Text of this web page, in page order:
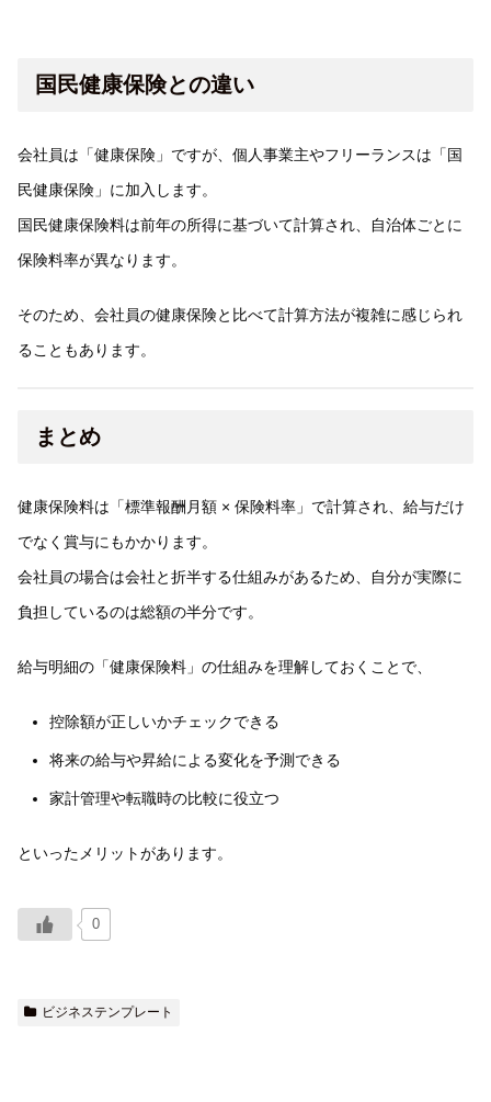
国民健康保険との違い
会社員は「健康保険」ですが、個人事業主やフリーランスは「国
民健康保険」に加入します。
国民健康保険料は前年の所得に基づいて計算され、自治体ごとに
保険料率が異なります。
そのため、会社員の健康保険と比べて計算方法が複雑に感じられ
ることもあります。
まとめ
健康保険料は「標準報酬月額 × 保険料率」で計算され、給与だけ
でなく賞与にもかかります。
会社員の場合は会社と折半する仕組みがあるため、自分が実際に
負担しているのは総額の半分です。
給与明細の「健康保険料」の仕組みを理解しておくことで、
控除額が正しいかチェックできる
将来の給与や昇給による変化を予測できる
家計管理や転職時の比較に役立つ
といったメリットがあります。
0
ビジネステンプレート